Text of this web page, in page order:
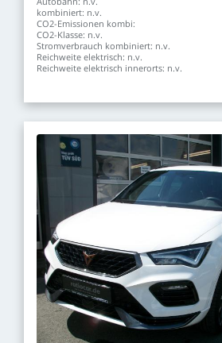
kombiniert: n.v.
CO2-Emissionen kombi:
CO2-Klasse: n.v.
Stromverbrauch kombiniert: n.v.
Reichweite elektrisch: n.v.
Reichweite elektrisch innerorts: n.v.